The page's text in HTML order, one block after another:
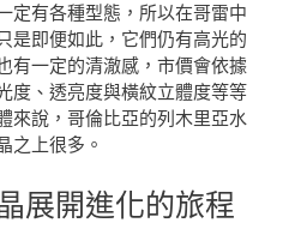
定有各種型態，所以在哥雷中
是即便如此，它們仍有高光的
有一定的清澈感，市價會依據
度、透亮度與橫紋立體度等等
來說，哥倫比亞的列木里亞水
之上很多。
展開進化的旅程